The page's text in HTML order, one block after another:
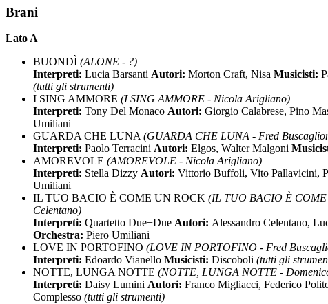
Brani
Lato A
BUONDÌ (ALONE - ?)
Interpreti: Lucia Barsanti Autori: Morton Craft, Nisa Musicisti:
(tutti gli strumenti)
I SING AMMORE (I SING AMMORE - Nicola Arigliano)
Interpreti: Tony Del Monaco Autori: Giorgio Calabrese, Pino
Umiliani
GUARDA CHE LUNA (GUARDA CHE LUNA - Fred
Interpreti: Paolo Terracini Autori: Elgos, Walter Malgoni
AMOREVOLE (AMOREVOLE - Nicola Arigliano)
Interpreti: Stella Dizzy Autori: Vittorio Buffoli, Vito Pallavicini,
Umiliani
IL TUO BACIO È COME UN ROCK (IL TUO BACIO È
Celentano)
Interpreti: Quartetto Due+Due Autori: Alessandro Celentano,
Orchestra: Piero Umiliani
LOVE IN PORTOFINO (LOVE IN PORTOFINO - Fred
Interpreti: Edoardo Vianello Musicisti: Discoboli (tutti gli
NOTTE, LUNGA NOTTE (NOTTE, LUNGA NOTTE -
Interpreti: Daisy Lumini Autori: Franco Migliacci, Federico
Complesso (tutti gli strumenti)